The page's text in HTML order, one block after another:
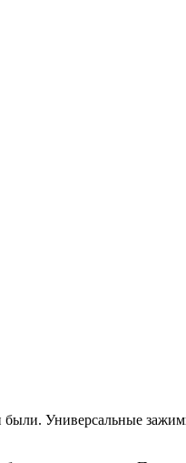
Универсальные